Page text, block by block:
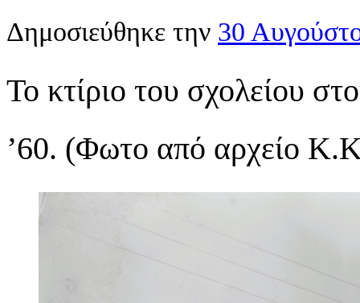
Δημοσιεύθηκε την 30
Το κτίριο του σχολείου
’60. (Φωτο από αρχείο